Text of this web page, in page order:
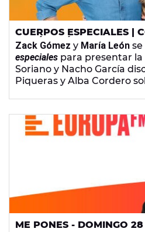
CUERPOS ESPECIALES |
MARÍA LEÓN - LUNES, 29
Zack Gómez y María León
especiales para presentar la
Soriano y Nacho García
Piqueras y Alba Cordero
comenta lo último de Tom
Paniagua
, el nuevo festival
Rodrigo.
ME PONES - DOMINGO